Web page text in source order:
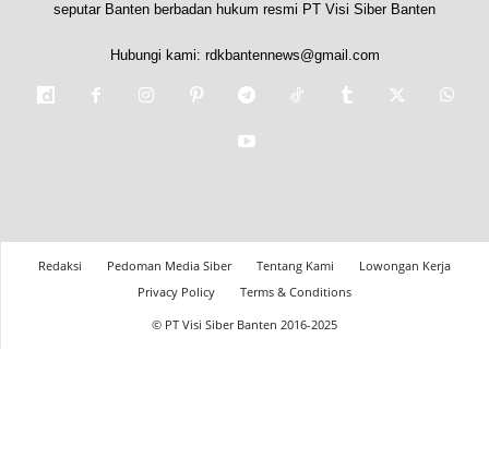
seputar Banten berbadan hukum resmi PT Visi Siber Banten
Hubungi kami: rdkbantennews@gmail.com
Redaksi Pedoman Media Siber Tentang Kami
Lowongan Kerja
Privacy Policy
Terms & Conditions
© PT Visi Siber Banten 2016-2025